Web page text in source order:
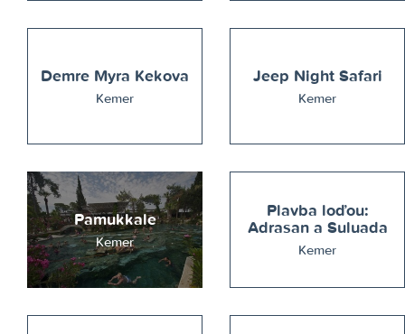
Demre Myra Kekova
Kemer
Jeep Night Safari
Kemer
Pamukkale
Kemer
Plavba loďou:
Adrasan a Suluada
Kemer